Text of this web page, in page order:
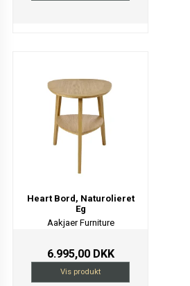
Heart Bord, Naturolieret
Eg
Aakjaer Furniture
6.995,00 DKK
Vis produkt